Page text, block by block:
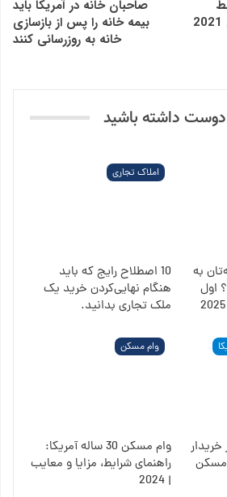
خودتان در آمریکا در سال 2021
صاحبان خانه در آمریکا باید
بیمه خانه را پس از بازسازی
خانه به روزرسانی کنند
داشته باشید
به
اول
املاک تجاری
10 اصطلاح رایج که باید
هنگام نهایی‌کردن خرید یک
ملک تجاری بدانید.
خریدار
مسکن
وام مسکن
وام مسکن 30 ساله آمریکا:
راهنمای شرایط، مزایا و معایب
| 2024